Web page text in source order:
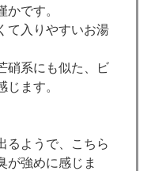
です。
て入りやすいお湯
硝系にも似た、ビ
じます。
るようで、こちら
が強めに感じま